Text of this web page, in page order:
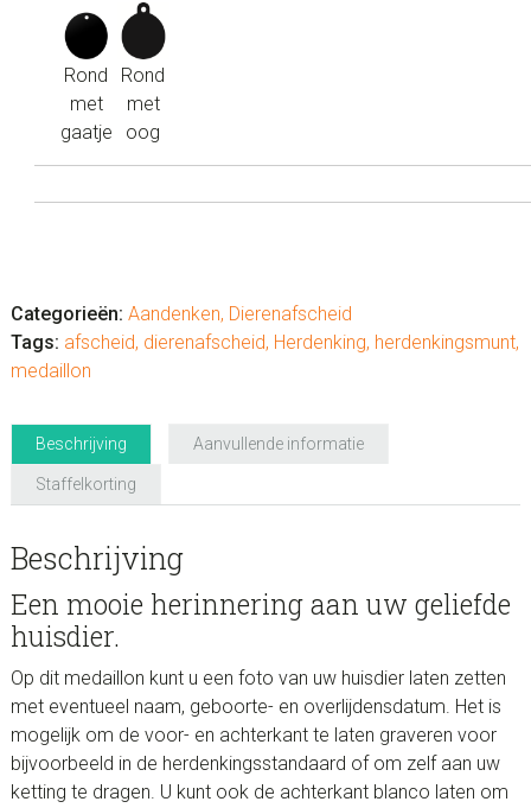
Rond
met
gaatje
Rond
met
oog
aantal
Categorieën: Aandenken, Dierenafscheid
Tags: afscheid, dierenafscheid, Herdenking, herdenkingsmunt,
medaillon
Beschrijving Aanvullende informatie
Staffelkorting
Beschrijving
Een mooie herinnering aan uw geliefde
huisdier.
Op dit medaillon kunt u een foto van uw huisdier laten zetten
met eventueel naam, geboorte- en overlijdensdatum. Het is
mogelijk om de voor- en achterkant te laten graveren voor
bijvoorbeeld in de herdenkingsstandaard of om zelf aan uw
ketting te dragen. U kunt ook de achterkant blanco laten om